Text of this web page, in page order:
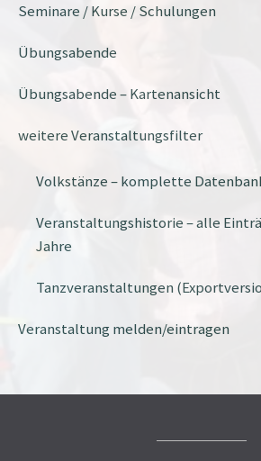
Seminare / Kurse / Schulungen
Übungsabende
Übungsabende – Kartenansicht
weitere Veranstaltungsfilter
Volkstänze – komplette
Veranstaltungshistorie – alle
Jahre
Tanzveranstaltungen
Veranstaltung melden/eintragen